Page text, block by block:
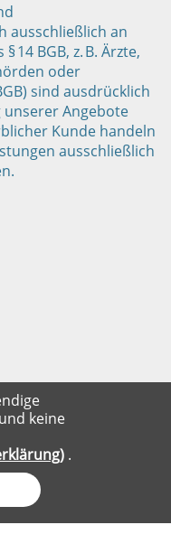
keine
.
ausschließlich an
14 BGB, z. B. Ärzte,
oder
sind ausdrücklich
unserer Angebote
Kunde handeln
ausschließlich